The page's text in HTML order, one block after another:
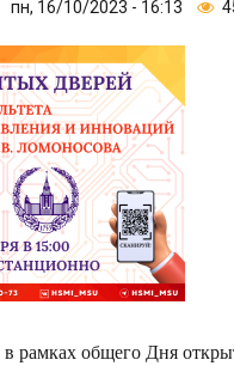
пн, 16/10/2023 - 16:13
в рамках общего Дня